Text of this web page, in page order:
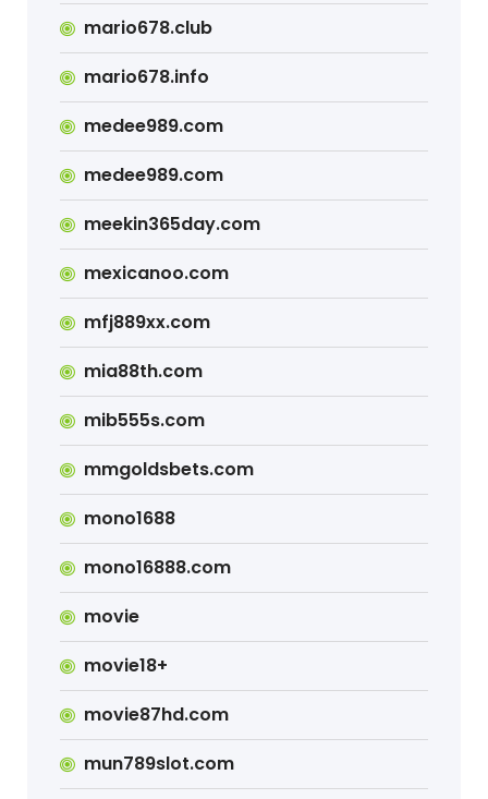
mario678.club
mario678.info
medee989.com
medee989.com
meekin365day.com
mexicanoo.com
mfj889xx.com
mia88th.com
mib555s.com
mmgoldsbets.com
mono1688
mono16888.com
movie
movie18+
movie87hd.com
mun789slot.com